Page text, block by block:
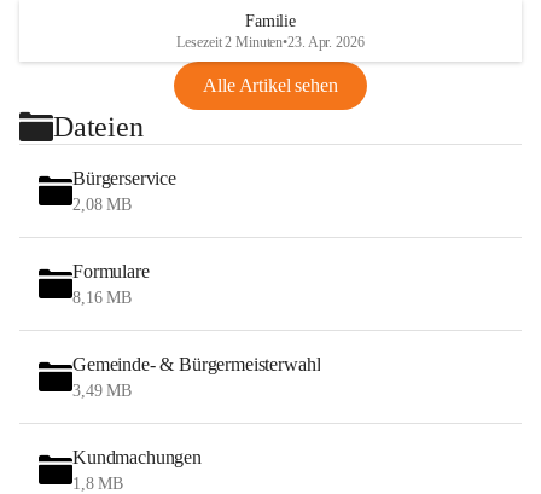
Familie
Lesezeit 2 Minuten•23. Apr. 2026
Alle Artikel sehen
Dateien
Bürgerservice
2,08 MB
Formulare
8,16 MB
Gemeinde- & Bürgermeisterwahl
3,49 MB
Kundmachungen
1,8 MB